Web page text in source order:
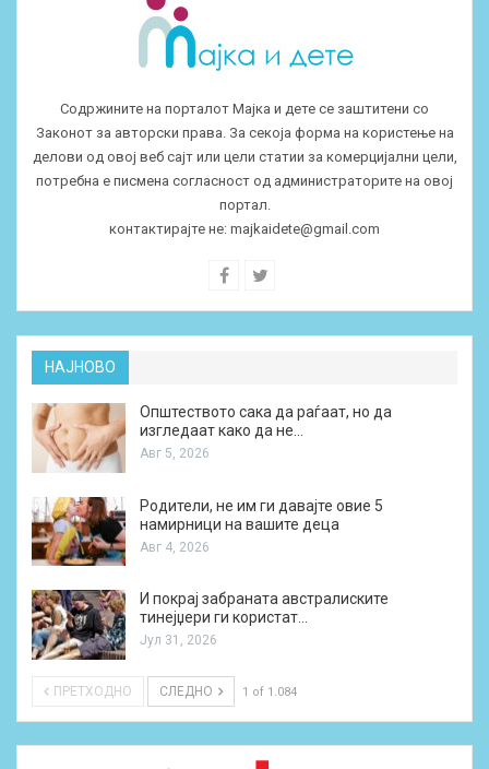
Содржините на порталот Мајка и дете се заштитени со
Законот за авторски права. За секоја форма на користење на
делови од овој веб сајт или цели статии за комерцијални цели,
потребна е писмена согласност од администраторите на овој
портал.
контактирајте не: majkaidete@gmail.com
НАЈНОВО
Општеството сака да раѓаат, но да
изгледаат како да не…
Авг 5, 2026
Родители, не им ги давајте овие 5
намирници на вашите деца
Авг 4, 2026
И покрај забраната австралиските
тинејџери ги користат…
Јул 31, 2026
ПРЕТХОДНО СЛЕДНО 1 of 1.084